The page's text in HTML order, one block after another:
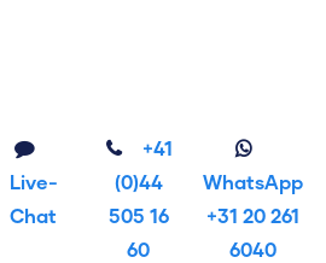
Live-
Chat
+41
(0)44
505 16
60
WhatsApp
+31 20 261
6040